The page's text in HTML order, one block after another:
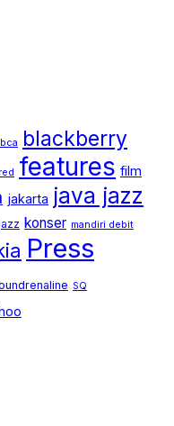
bca blackberry
features film
jakarta java jazz
konser mandiri debit
Press
SQ